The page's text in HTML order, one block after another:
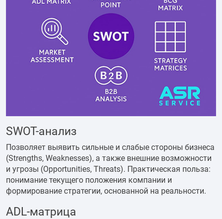
SWOT-анализ
Позволяет выявить сильные и слабые стороны бизнеса
(Strengths, Weaknesses), а также внешние возможности
и угрозы (Opportunities, Threats). Практическая польза:
понимание текущего положения компании и
формирование стратегии, основанной на реальности.
ADL-матрица